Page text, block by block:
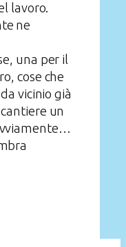
lavoro.
ne
una per il
cose che
vicinio già
un